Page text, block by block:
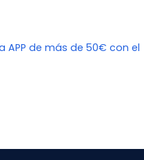
APP de más de 50€ con el